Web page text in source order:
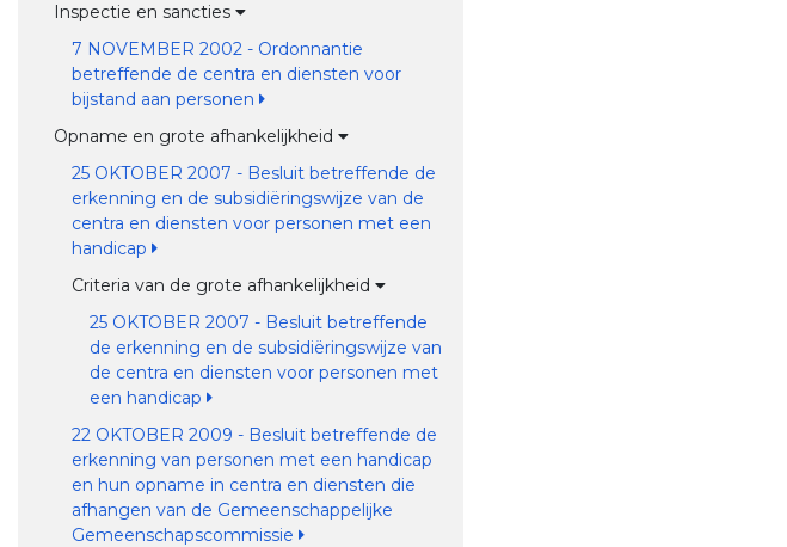
Inspectie en sancties
7 NOVEMBER 2002 - Ordonnantie
betreffende de centra en diensten voor
bijstand aan personen
Opname en grote afhankelijkheid
25 OKTOBER 2007 - Besluit betreffende de
erkenning en de subsidiëringswijze van de
centra en diensten voor personen met een
handicap
Criteria van de grote afhankelijkheid
25 OKTOBER 2007 - Besluit betreffende
de erkenning en de subsidiëringswijze van
de centra en diensten voor personen met
een handicap
22 OKTOBER 2009 - Besluit betreffende de
erkenning van personen met een handicap
en hun opname in centra en diensten die
afhangen van de Gemeenschappelijke
Gemeenschapscommissie